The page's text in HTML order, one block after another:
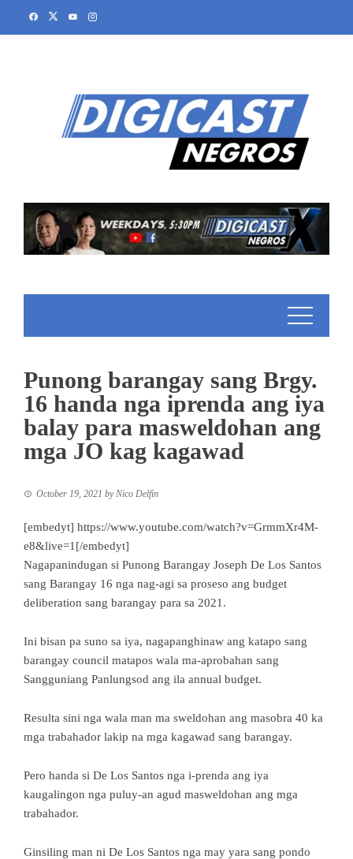
Punong barangay sang Brgy.
16 handa nga iprenda ang iya
balay para masweldohan ang
mga JO kag kagawad
October 19, 2021 by Nico Delfin
[embedyt] https://www.youtube.com/watch?v=GrmmXr4M-
e8&live=1[/embedyt]
Nagapanindugan si Punong Barangay Joseph De Los Santos
sang Barangay 16 nga nag-agi sa proseso ang budget
deliberation sang barangay para sa 2021.
Ini bisan pa suno sa iya, nagapanghinaw ang katapo sang
barangay council matapos wala ma-aprobahan sang
Sangguniang Panlungsod ang ila annual budget.
Resulta sini nga wala man ma sweldohan ang masobra 40 ka
mga trabahador lakip na mga kagawad sang barangay.
Pero handa si De Los Santos nga i-prenda ang iya
kaugalingon nga puluy-an agud masweldohan ang mga
trabahador.
Ginsiling man ni De Los Santos nga may yara sang pondo